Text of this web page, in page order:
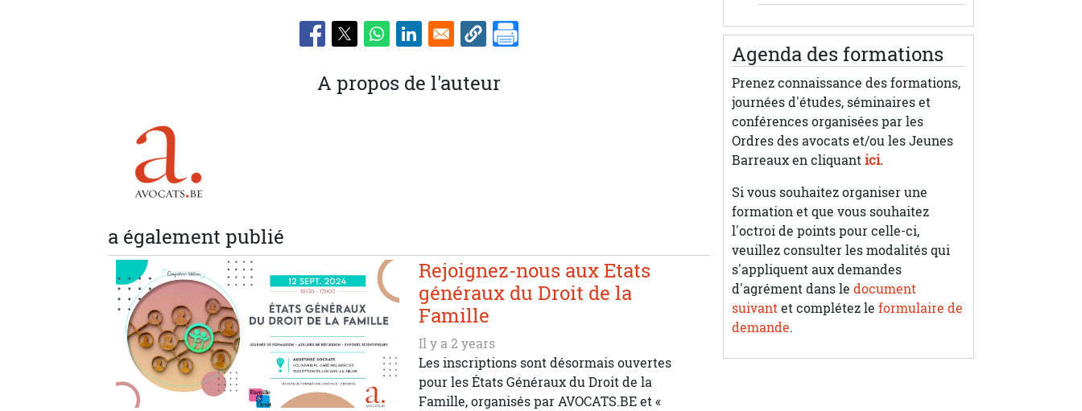
A propos de l'auteur
a également publié
Rejoignez-nous aux Etats
généraux du Droit de la
Famille
Il y a 2 years
Les inscriptions sont désormais ouvertes
pour les États Généraux du Droit de la
Famille, organisés par AVOCATS.BE et «
Agenda des formations
Prenez connaissance des formations,
journées d'études, séminaires et
conférences organisées par les
Ordres des avocats et/ou les Jeunes
Barreaux en cliquantici.
Si vous souhaitez organiser une
formation et que vous souhaitez
l'octroi de points pour celle-ci,
veuillez consulter les modalités qui
s'appliquent aux demandes
d'agrément dans ledocument
suivantet complétez leformulaire de
demande.